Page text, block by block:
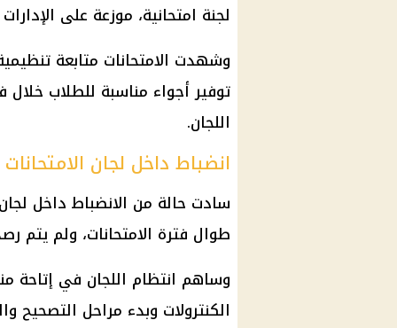
لجنة امتحانية، موزعة على
وشهدت الامتحانات متابعة
توفير أجواء مناسبة للطلاب خلال
اللجان.
انضباط داخل لجان الامتحانات
سادت حالة من الانضباط داخل
طوال فترة الامتحانات، ولم يتم
وساهم انتظام اللجان في إتاحة
الكنترولات وبدء مراحل التصحيح